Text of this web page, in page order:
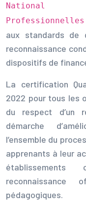
National
Professionnelles
aux standards de
reconnaissance
dispositifs de
La certification
2022 pour tous les
du respect d’un
démarche
l’ensemble du
apprenants à leur
établissements
reconnaissance
pédagogiques.